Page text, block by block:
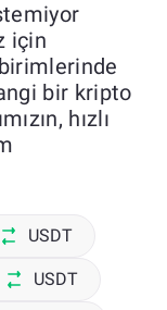
için
bir kripto
hızlı
USDT
USDT